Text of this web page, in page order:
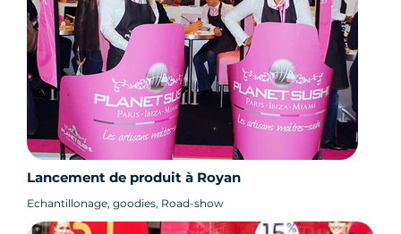
Lancement de produit à Royan
Echantillonage, goodies, Road-show